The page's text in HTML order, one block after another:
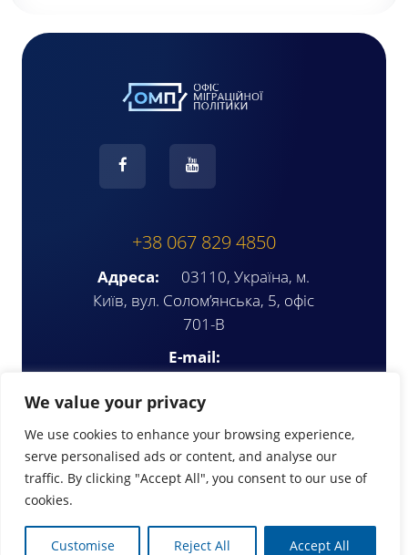
We value your privacy
We use cookies to enhance your browsing experience,
serve personalised ads or content, and analyse our
traffic. By clicking "Accept All", you consent to our use of
cookies.
Customise Reject All Accept All
+38 067 829 4850
Адреса:
03110, Україна, м.
Київ, вул. Солом’янська, 5, офіс
701-В
E-mail: